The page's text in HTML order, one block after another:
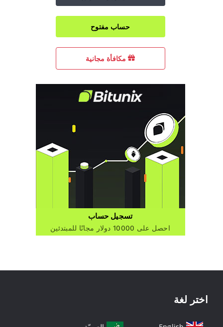
حساب مفتوح
مكافأة مجانية
تسجيل حساب
احصل على 10000 دولار مجانًا للمبتدئين
اختر لغة